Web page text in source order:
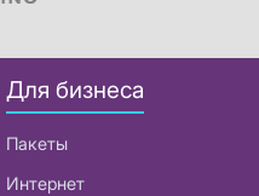
Для бизнеса
Пакеты
Интернет